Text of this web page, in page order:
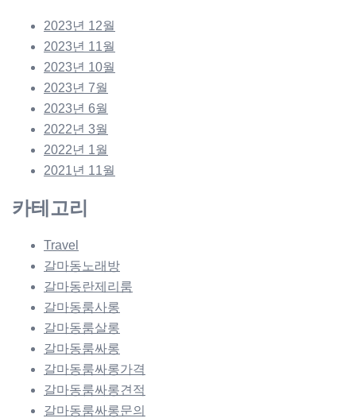
2023년 12월
2023년 11월
2023년 10월
2023년 7월
2023년 6월
2022년 3월
2022년 1월
2021년 11월
카테고리
Travel
갈마동노래방
갈마동란제리룸
갈마동룸사롱
갈마동룸살롱
갈마동룸싸롱
갈마동룸싸롱가격
갈마동룸싸롱견적
갈마동룸싸롱문의